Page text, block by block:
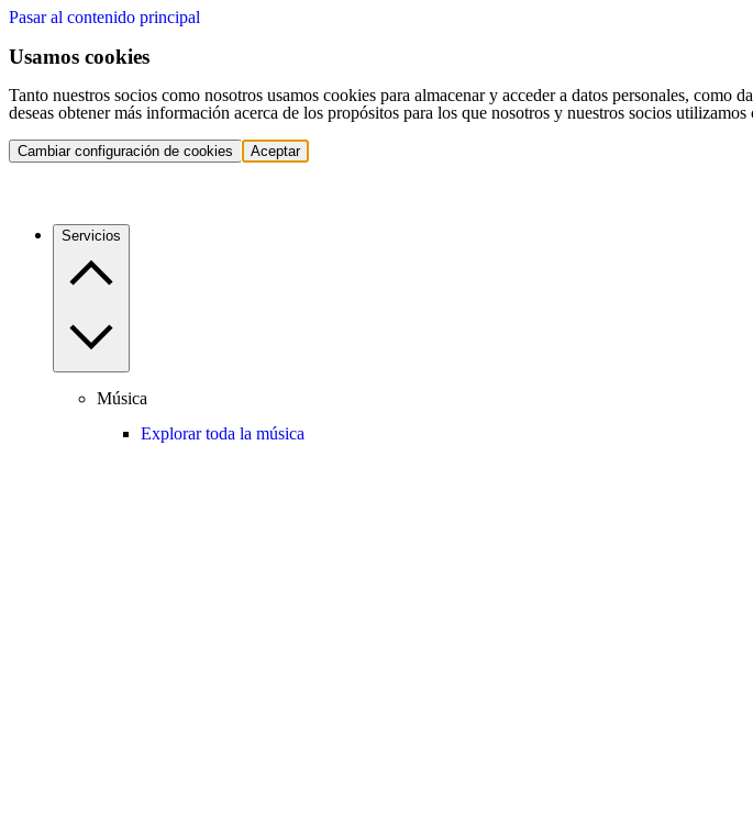
Pasar al contenido principal
Usamos cookies
Tanto nuestros socios como nosotros usamos cookies para almacenar y acceder a datos personales,
deseas obtener más información acerca de los propósitos para los que nosotros y nuestros socios
Cambiar configuración de cookies Aceptar
Servicios
Música
Explorar toda la música